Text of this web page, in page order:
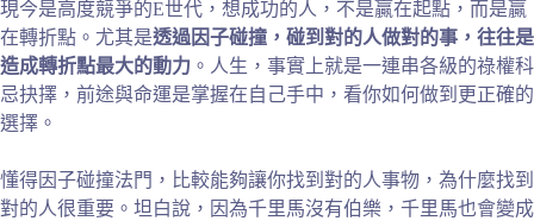
現今是高度競爭的E世代，想成功的人，不是贏在起點，而是贏
在轉折點。尤其是透過因子碰撞，碰到對的人做對的事，往往是
造成轉折點最大的動力 。人生，事實上就是一連串各級的祿權科
忌抉擇，前途與命運是掌握在自己手中，看你如何做到更正確的
選擇。
懂得因子碰撞法門，比較能夠讓你找到對的人事物，為什麼找到
對的人很重要。坦白說，因為千里馬沒有伯樂，千里馬也會變成